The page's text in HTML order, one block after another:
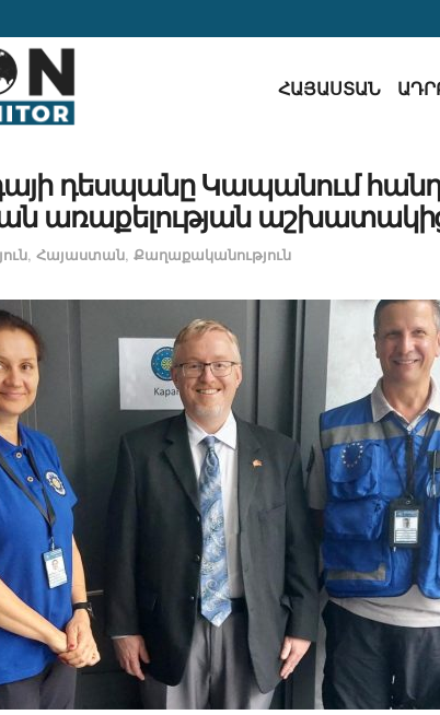
ՀԱՅԱՍՏԱՆ
դեսպանը Կապանում
առաքելության
, Հայաստան, Քաղաքականություն